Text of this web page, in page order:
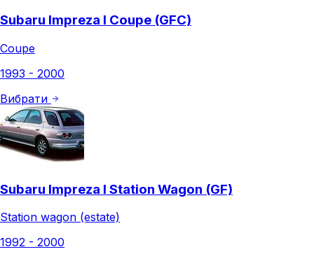
Subaru Impreza I Coupe (GFC)
Coupe
1993 - 2000
Вибрати
Subaru Impreza I Station Wagon (GF)
Station wagon (estate)
1992 - 2000